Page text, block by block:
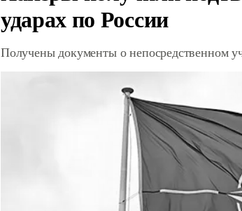
ударах по России
Получены документы о непосредственном